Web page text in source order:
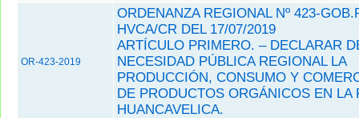
OR-423-2019
ORDENANZA REGIONAL Nº 423-
HVCA/CR DEL 17/07/2019
ARTÍCULO PRIMERO. – DECLARAR
NECESIDAD PÚBLICA REGIONAL LA
PRODUCCIÓN, CONSUMO Y
DE PRODUCTOS ORGÁNICOS EN LA
HUANCAVELICA.